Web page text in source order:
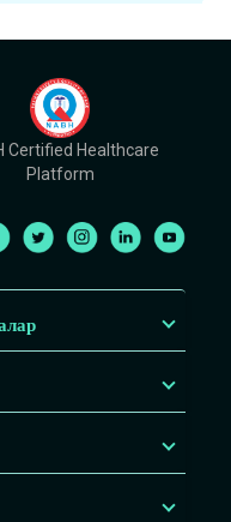
Certified Healthcare
Platform